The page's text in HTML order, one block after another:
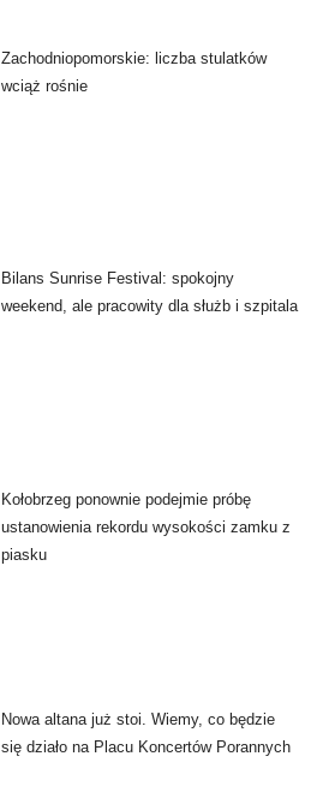
Zachodniopomorskie: liczba stulatków
wciąż rośnie
Bilans Sunrise Festival: spokojny
weekend, ale pracowity dla służb i szpitala
Kołobrzeg ponownie podejmie próbę
ustanowienia rekordu wysokości zamku z
piasku
Nowa altana już stoi. Wiemy, co będzie
się działo na Placu Koncertów Porannych